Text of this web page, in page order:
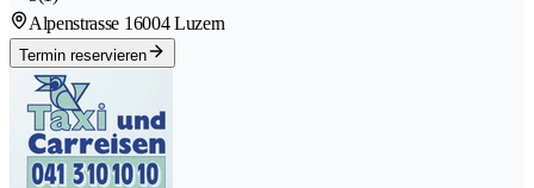
Alpenstrasse 16004 Luzern
Termin reservieren